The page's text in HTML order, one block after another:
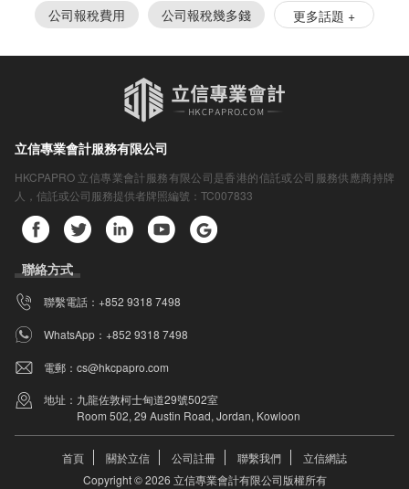
公司報稅費用 公司報稅幾多錢 更多話題 +
立信專業會計服務有限公司
HKCPAPRO 立信專業會計服務有限公司是香港的信託或公司服務供應商持牌
人，信託或公司服務提供者牌照編號： TC007833
聯絡方式
聯繫電話： +852 9318 7498
WhatsApp： +852 9318 7498
電郵： cs@hkcpapro.com
地址： 九龍佐敦柯士甸道29號502室
Room 502, 29 Austin Road, Jordan, Kowloon
首頁 關於立信 公司註冊 聯繫我們
立信網誌
Copyright © 2026 立信專業會計有限公司版權所有